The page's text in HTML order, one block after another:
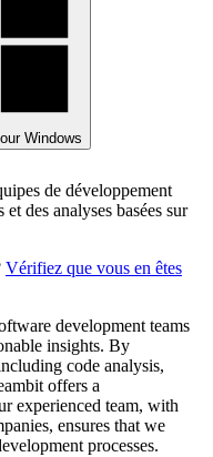
Windows
de développement
des analyses basées sur
Vérifiez que vous en êtes
development teams
insights. By
code analysis,
offers a
experienced team, with
ensures that we
processes.